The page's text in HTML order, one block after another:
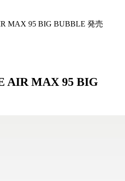
MAX 95 BIG BUBBLE 発売
AIR MAX 95 BIG